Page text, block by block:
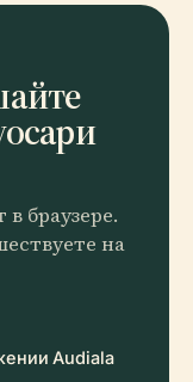
браузере.
на
Audiala